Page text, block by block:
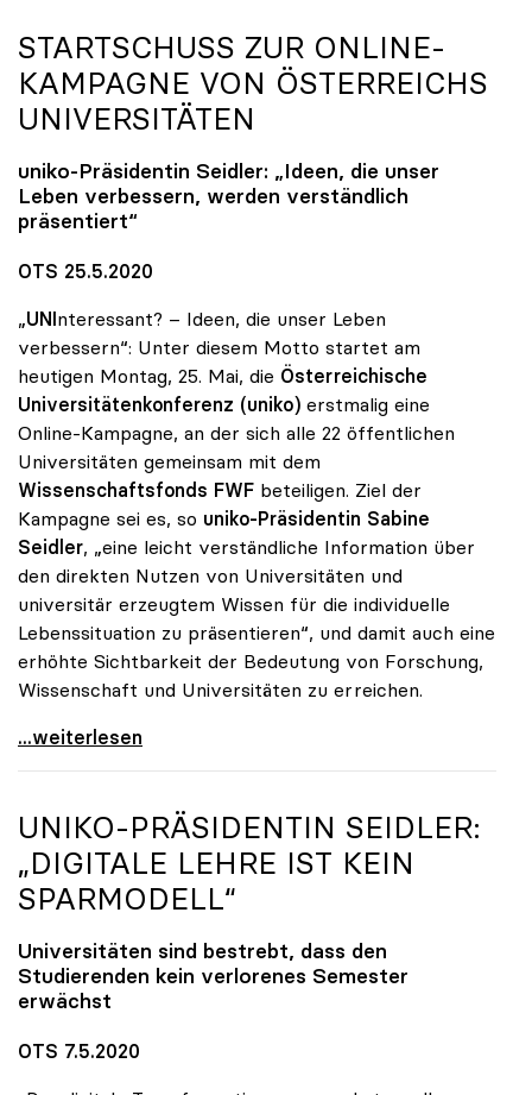
STARTSCHUSS ZUR ONLINE-
KAMPAGNE VON ÖSTERREICHS
UNIVERSITÄTEN
uniko-Präsidentin Seidler: „Ideen, die unser
Leben verbessern, werden verständlich
präsentiert“
OTS 25.5.2020
„UNInteressant? – Ideen, die unser Leben
verbessern“: Unter diesem Motto startet am
heutigen Montag, 25. Mai, die Österreichische
Universitätenkonferenz (uniko) erstmalig eine
Online-Kampagne, an der sich alle 22 öffentlichen
Universitäten gemeinsam mit dem
Wissenschaftsfonds FWF beteiligen. Ziel der
Kampagne sei es, so uniko-Präsidentin Sabine
Seidler, „eine leicht verständliche Information über
den direkten Nutzen von Universitäten und
universitär erzeugtem Wissen für die individuelle
Lebenssituation zu präsentieren“, und damit auch eine
erhöhte Sichtbarkeit der Bedeutung von Forschung,
Wissenschaft und Universitäten zu erreichen.
Startschuss zur Online-Kampagne von Österreichs
...weiterlesen
UNIKO-PRÄSIDENTIN SEIDLER:
„DIGITALE LEHRE IST KEIN
SPARMODELL“
Universitäten sind bestrebt, dass den
Studierenden kein verlorenes Semester
erwächst
OTS 7.5.2020